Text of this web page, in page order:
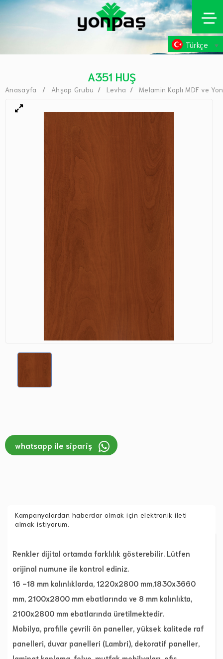
Türkçe
A351 HUŞ
Anasayfa Ahşap Grubu Levha Melamin Kaplı MDF ve
whatsapp ile sipariş
Kampanyalardan haberdar olmak için elektronik ileti
almak istiyorum.
Renkler dijital ortamda farklılık gösterebilir. Lütfen
orijinal numune ile kontrol ediniz.
16 -18 mm kalınlıklarda, 1220x2800 mm,1830x3660
mm, 2100x2800 mm ebatlarında ve 8 mm kalınlıkta,
2100x2800 mm ebatlarında üretilmektedir.
Mobilya, profille çevrili ön paneller, yüksek kalitede raf
panelleri, duvar panelleri (Lambri), dekoratif paneller,